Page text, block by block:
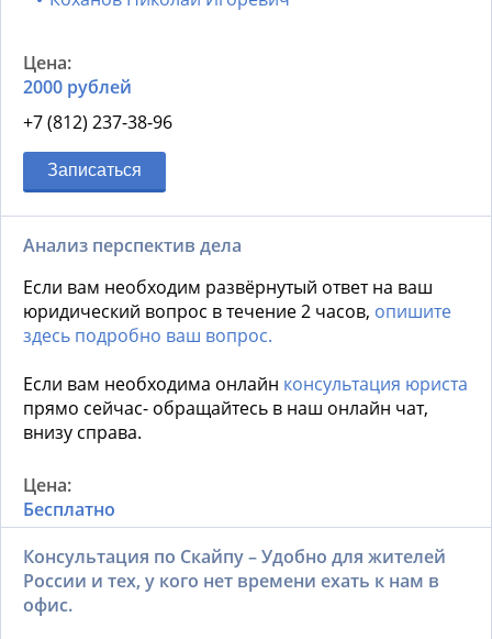
2000 рублей
+7 (812) 237-38-96
Записаться
Анализ перспектив дела
Если вам необходим развёрнутый ответ на ваш
юридический вопрос в течение 2 часов, опишите
здесь подробно ваш вопрос.
Если вам необходима онлайн консультация юриста
прямо сейчас- обращайтесь в наш онлайн чат,
внизу справа.
Бесплатно
Консультация по Скайпу – Удобно для жителей
России и тех, у кого нет времени ехать к нам в
офис.